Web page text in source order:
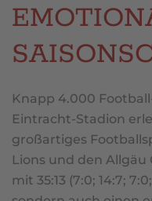
Knapp 4.000
Eintracht-Stadion
großartiges
Lions und den Allgäu
mit 35:13 (7:0; 14:7;